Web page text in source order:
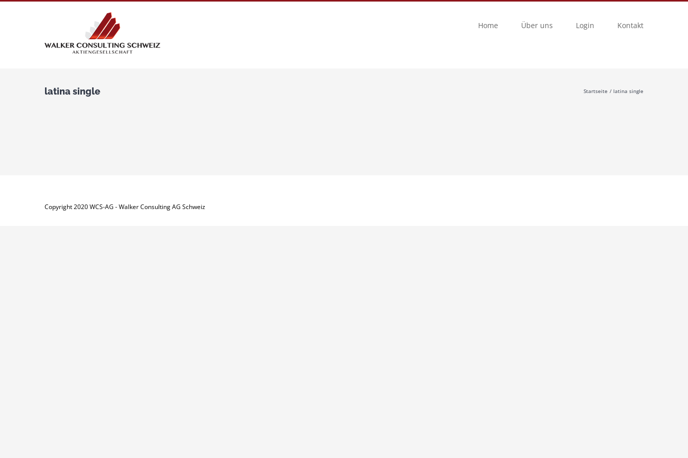
Home Über uns Login Kontakt
latina single Startseite latina single
Copyright 2020 WCS-AG - Walker Consulting AG Schweiz